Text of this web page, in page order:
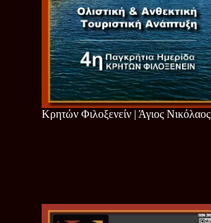
Κρητών Φιλοξενείν | Άγιος Νικόλαος